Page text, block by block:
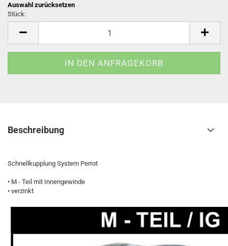
Auswahl zurücksetzen
Stück:
Beschreibung
Schnellkupplung System Perrot
• M - Teil mit Innengewinde
• verzinkt